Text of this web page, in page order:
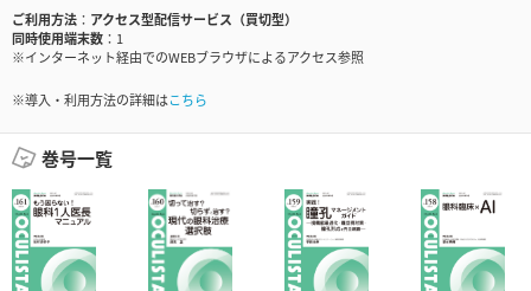
ご利用方法
アクセス型配信サービス（買切型）
同時使用端末数
1
※インターネット経由でのWEBブラウザによるアクセス参照
※導入・利用方法の詳細はこちら
巻号一覧